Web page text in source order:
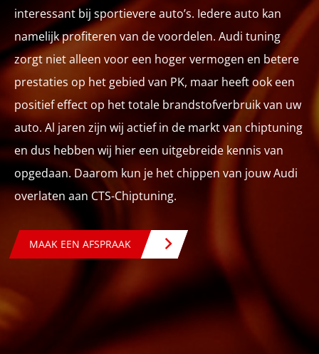
interessant bij sportievere auto’s. Iedere auto kan
namelijk profiteren van de voordelen. Audi tuning
zorgt niet alleen voor een hoger vermogen en betere
prestaties op het gebied van PK, maar heeft ook een
positief effect op het totale brandstofverbruik van uw
auto. Al jaren zijn wij actief in de markt van chiptuning
en dus hebben wij hier een uitgebreide kennis van
opgedaan. Daarom kun je het chippen van jouw Audi
overlaten aan CTS-Chiptuning.
MAAK EEN AFSPRAAK